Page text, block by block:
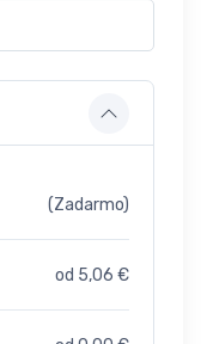
(Zadarmo)
od 5,06 €